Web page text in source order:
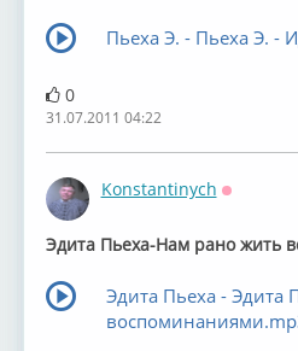
Пьеха Э. - Пьеха Э. -
0
31.07.2011 04:22
Konstantinych
Эдита Пьеха-Нам рано жить
Эдита Пьеха - Эдита